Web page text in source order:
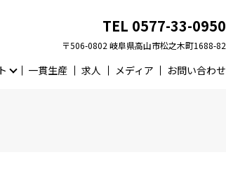
一貫生産 求人 メディア お問い合わせ
TEL 0577-33-0950
〒506-0802 岐阜県高山市松之木町1688-82